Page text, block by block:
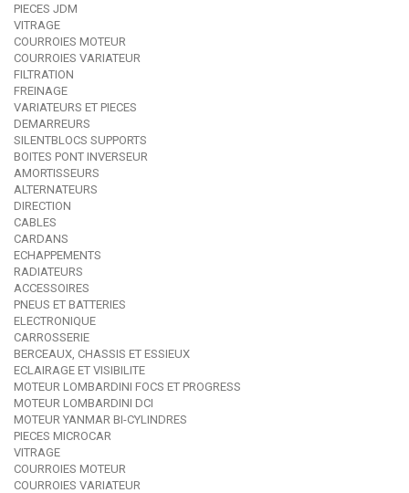
PIECES JDM
VITRAGE
COURROIES MOTEUR
COURROIES VARIATEUR
FILTRATION
FREINAGE
VARIATEURS ET PIECES
DEMARREURS
SILENTBLOCS SUPPORTS
BOITES PONT INVERSEUR
AMORTISSEURS
ALTERNATEURS
DIRECTION
CABLES
CARDANS
ECHAPPEMENTS
RADIATEURS
ACCESSOIRES
PNEUS ET BATTERIES
ELECTRONIQUE
CARROSSERIE
BERCEAUX, CHASSIS ET ESSIEUX
ECLAIRAGE ET VISIBILITE
MOTEUR LOMBARDINI FOCS ET PROGRESS
MOTEUR LOMBARDINI DCI
MOTEUR YANMAR BI-CYLINDRES
PIECES MICROCAR
VITRAGE
COURROIES MOTEUR
COURROIES VARIATEUR